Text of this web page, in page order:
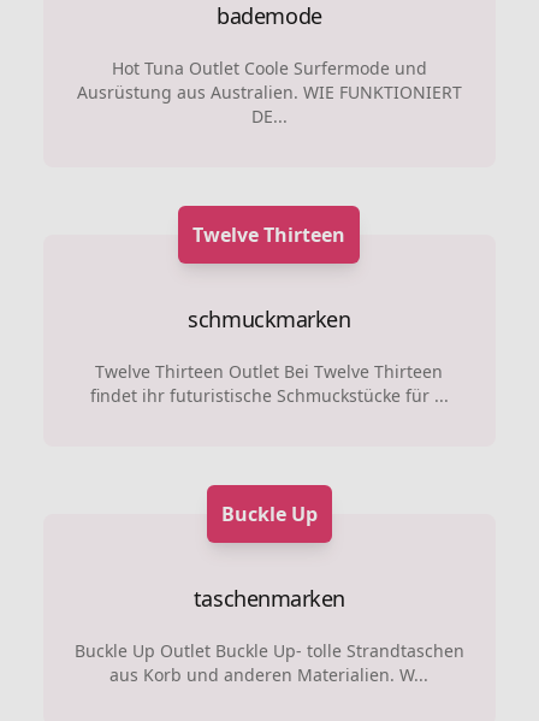
bademode
Hot Tuna Outlet Coole Surfermode und
Ausrüstung aus Australien. WIE FUNKTIONIERT
DE...
Twelve Thirteen
schmuckmarken
Twelve Thirteen Outlet Bei Twelve Thirteen
findet ihr futuristische Schmuckstücke für ...
Buckle Up
taschenmarken
Buckle Up Outlet Buckle Up- tolle Strandtaschen
aus Korb und anderen Materialien. W...